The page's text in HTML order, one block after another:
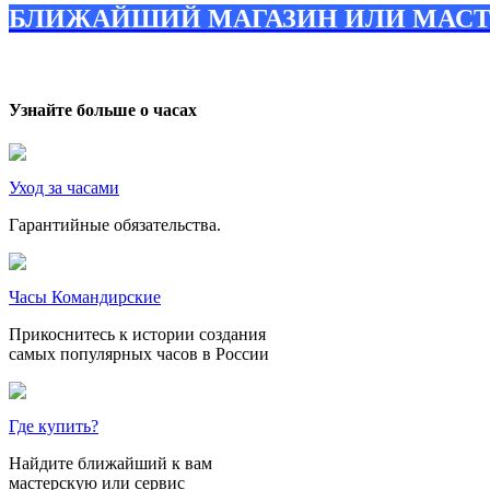
БЛИЖАЙШИЙ МАГАЗИН ИЛИ
Узнайте больше о часах
Уход за часами
Гарантийные обязательства.
Часы Командирские
Прикоснитесь к истории создания
самых популярных часов в России
Где купить?
Найдите ближайший к вам
мастерскую или сервис